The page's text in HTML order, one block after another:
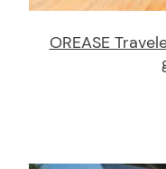
OREASE